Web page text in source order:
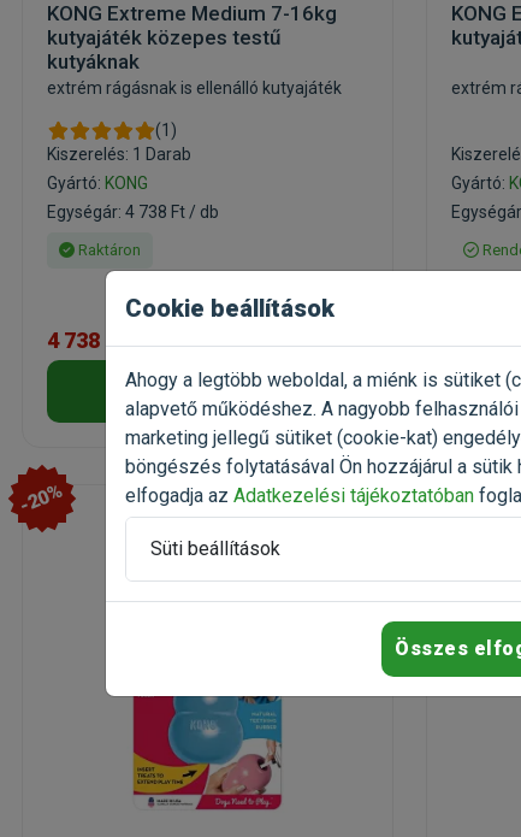
KONG Extreme Medium 7-16kg
kutyajáték közepes testű
kutyáknak
extrém rágásnak is ellenálló kutyajáték
(1)
Kiszerelés: 1 Darab
Gyártó: KONG
Egységár: 4 738 Ft / db
Raktáron
4 738 Ft 5 923 Ft
Kosárba
KONG
extrém
Gyártó:
8 582
-20% -20%
Cookie beállítások
Ahogy a legtöbb weboldal, a miénk is sütiket
alapvető működéshez. A nagyobb
marketing jellegű sütiket (cookie-kat)
böngészés folytatásával Ön hozzájárul a sütik
elfogadja az Adatkezelési tájékoztatóban
Süti beállítások
Összes